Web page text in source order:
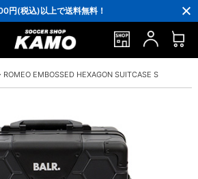
円(税込)以上で送料無料！
還元率5％！プレミア会員は7％
月に「10％OFFクーポン」プレゼント！
)以上でシューズケースプレゼント！
円(税込)以上で送料無料！
ROMEO EMBOSSED HEXAGON SUITCASE S